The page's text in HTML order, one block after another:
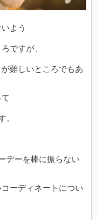
よう
ですが、
難しいところでもあ
。
デーを棒に振らない
ーディネートについ